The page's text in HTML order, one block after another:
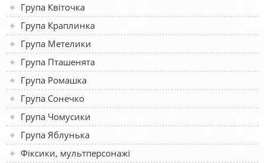
Група Квіточка
Група Краплинка
Група Метелики
Група Пташенята
Група Ромашка
Група Сонечко
Група Чомусики
Група Яблунька
Фіксики, мультперсонажі